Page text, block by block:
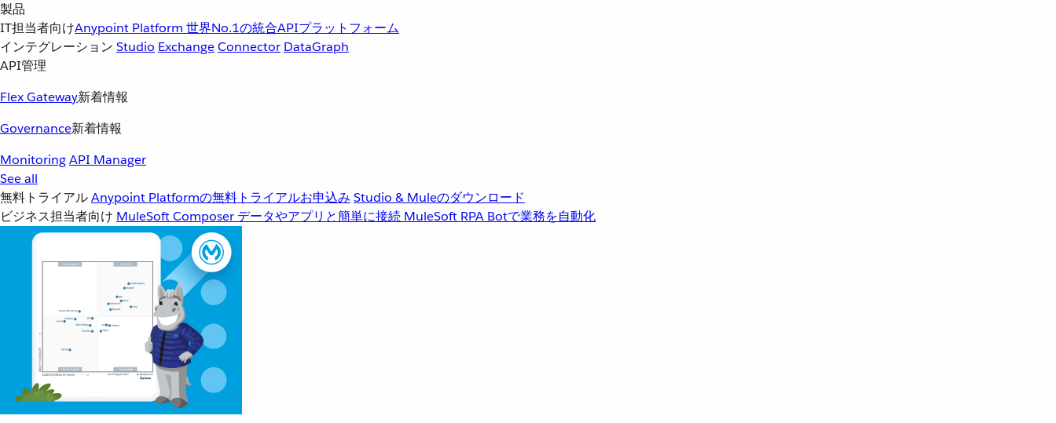
製品
IT担当者向けAnypoint Platform 世界No.1の統合APIプラットフォーム
インテグレーション Studio ExchangeConnector DataGraph
API管理
Flex Gateway新着情報
Governance新着情報
MonitoringAPI Manager
See all
無料トライアルAnypoint Platformの無料トライアルお申込み Studio & Muleのダウンロード
ビジネス担当者向け MuleSoft Composer データやアプリと簡単に接続 MuleSoft RPA Botで業務を自動化